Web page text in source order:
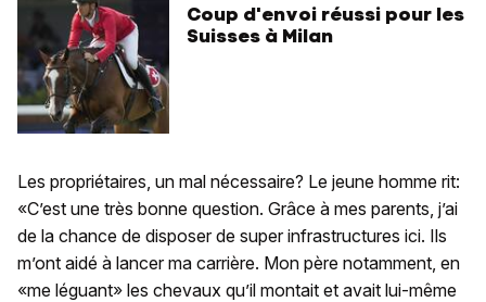
Coup d'envoi réussi pour les
Suisses à Milan
Les propriétaires, un mal nécessaire? Le jeune homme rit:
«C’est une très bonne question. Grâce à mes parents, j’ai
de la chance de disposer de super infrastructures ici. Ils
m’ont aidé à lancer ma carrière. Mon père notamment, en
«me léguant» les chevaux qu’il montait et avait lui-même